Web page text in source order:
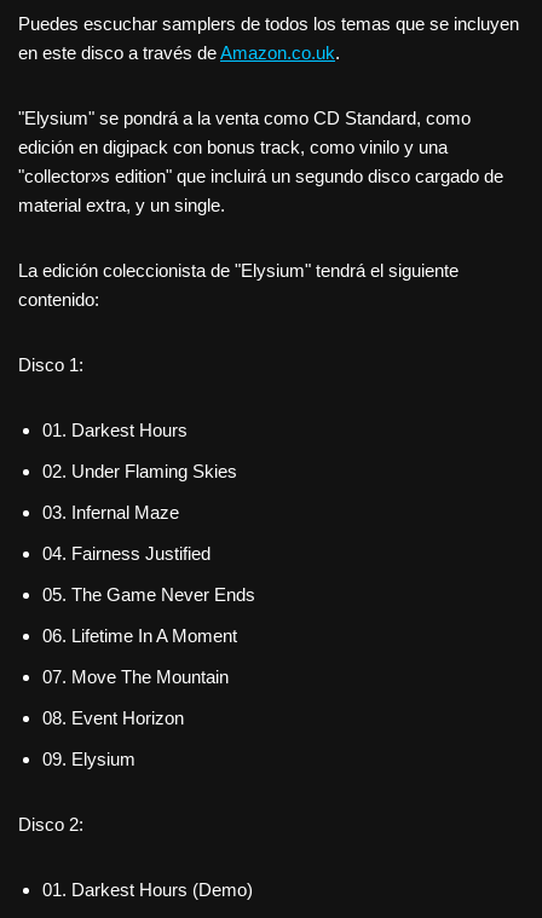
Puedes escuchar samplers de todos los temas que se incluyen
en este disco a través deAmazon.co.uk.
"Elysium" se pondrá a la venta como CD Standard, como
edición en digipack con bonus track, como vinilo y una
"collector»s edition" que incluirá un segundo disco cargado de
material extra, y un single.
La edición coleccionista de "Elysium" tendrá el siguiente
contenido:
Disco 1:
01. Darkest Hours
02. Under Flaming Skies
03. Infernal Maze
04. Fairness Justified
05. The Game Never Ends
06. Lifetime In A Moment
07. Move The Mountain
08. Event Horizon
09. Elysium
Disco 2:
01. Darkest Hours (Demo)